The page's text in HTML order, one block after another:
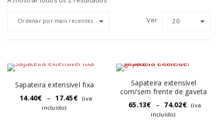
Ordenar por mais recentes Ver 20
Sapateira extensível fixa
14.40€ – 17.45€
(iva
incluído)
Sapateira extensível
com/sem frente de gaveta
65.13€ – 74.02€
(iva
incluído)